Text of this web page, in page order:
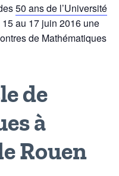
50 ans de l’Université
au 17 juin 2016 une
de Mathématiques
de
à
Rouen